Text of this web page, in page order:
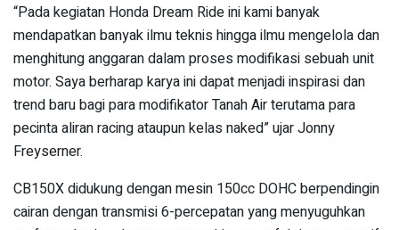
“Pada kegiatan Honda Dream Ride ini kami banyak
mendapatkan banyak ilmu teknis hingga ilmu mengelola dan
menghitung anggaran dalam proses modifikasi sebuah unit
motor. Saya berharap karya ini dapat menjadi inspirasi dan
trend baru bagi para modifikator Tanah Air terutama para
pecinta aliran racing ataupun kelas naked” ujar Jonny
Freyserner.
CB150X didukung dengan mesin 150cc DOHC berpendingin
cairan dengan transmisi 6-percepatan yang menyuguhkan